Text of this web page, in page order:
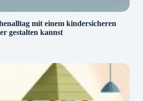
mit einem kindersicheren
gestalten kannst